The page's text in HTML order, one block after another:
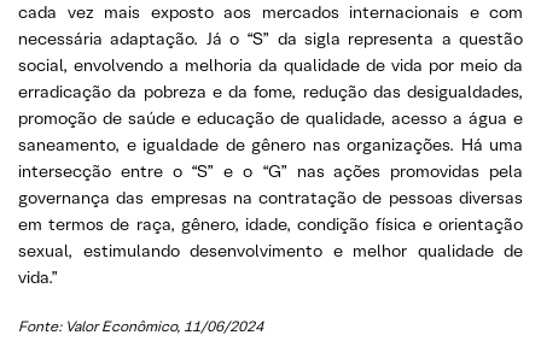
cada vez mais exposto aos mercados internacionais e com
necessária adaptação. Já o “S” da sigla representa a questão
social, envolvendo a melhoria da qualidade de vida por meio da
erradicação da pobreza e da fome, redução das desigualdades,
promoção de saúde e educação de qualidade, acesso a água e
saneamento, e igualdade de gênero nas organizações. Há uma
intersecção entre o “S” e o “G” nas ações promovidas pela
governança das empresas na contratação de pessoas diversas
em termos de raça, gênero, idade, condição física e orientação
sexual, estimulando desenvolvimento e melhor qualidade de
vida.”
Fonte: Valor Econômico, 11/06/2024